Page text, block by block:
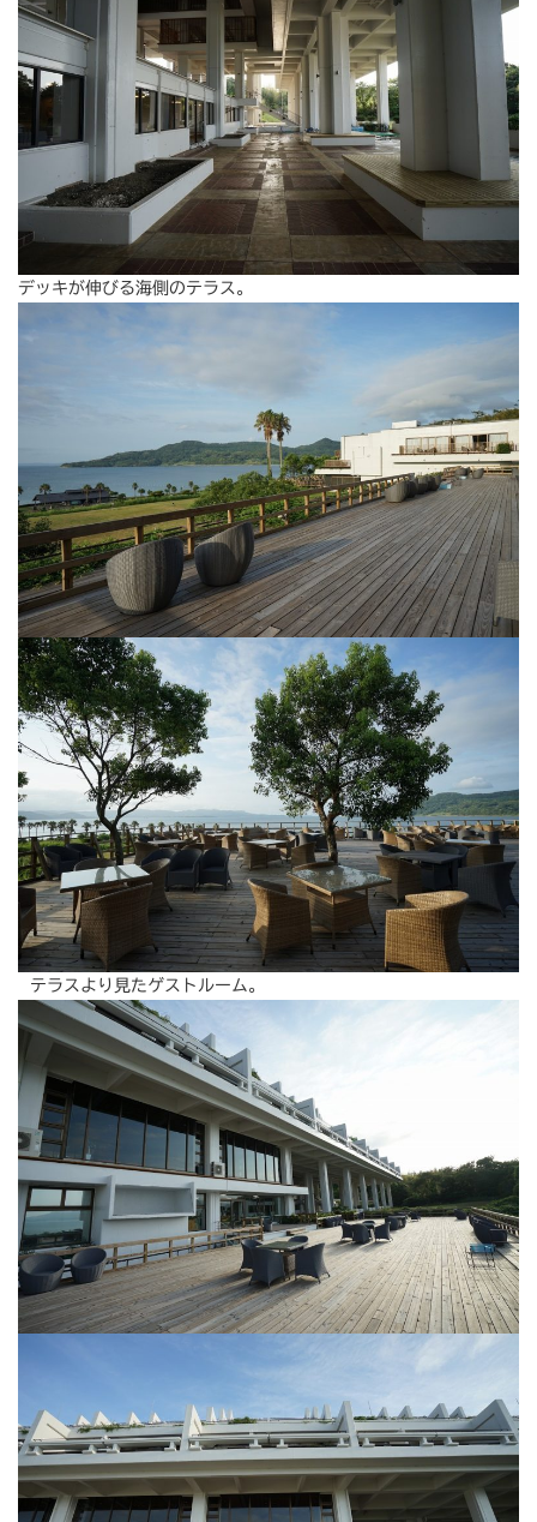
デッキが伸びる海側のテラス。
テラスより見たゲストルーム。